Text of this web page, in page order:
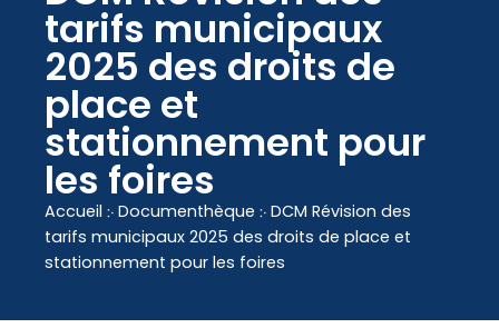
principaltarifs municipaux
2025 des droits de
place et
stationnement pour
les foires
Accueil ჻ Documenthèque ჻ DCM Révision des
tarifs municipaux 2025 des droits de place et
stationnement pour les foires